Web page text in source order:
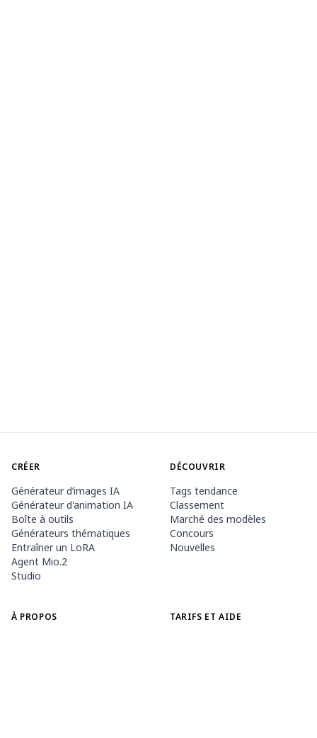
CRÉER
Générateur d’images IA
Générateur d'animation IA
Boîte à outils
Générateurs thématiques
Entraîner un LoRA
Agent Mio.2
Studio
DÉCOUVRIR
Tags tendance
Classement
Marché des modèles
Concours
Nouvelles
À PROPOS TARIFS ET AIDE